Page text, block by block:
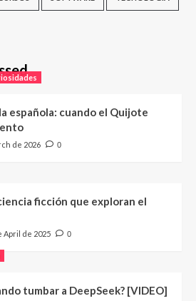
española: cuando el Quijote
de 2026 0
ficción que exploran el
April de 2025 0
tumbar a DeepSeek? [VIDEO]